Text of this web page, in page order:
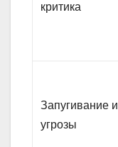
критика
Запугивание и
угрозы